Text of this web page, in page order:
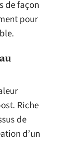
de façon
pour
Riche
de
d’un